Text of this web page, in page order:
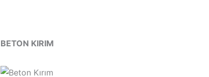
BETON KIRIM